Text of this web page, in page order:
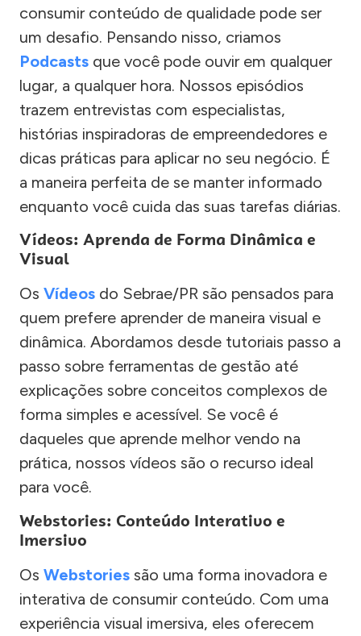
consumir conteúdo de qualidade pode ser
um desafio. Pensando nisso, criamos
Podcasts que você pode ouvir em qualquer
lugar, a qualquer hora. Nossos episódios
trazem entrevistas com especialistas,
histórias inspiradoras de empreendedores e
dicas práticas para aplicar no seu negócio. É
a maneira perfeita de se manter informado
enquanto você cuida das suas tarefas diárias.
Vídeos: Aprenda de Forma Dinâmica e
Visual
Os Vídeos do Sebrae/PR são pensados para
quem prefere aprender de maneira visual e
dinâmica. Abordamos desde tutoriais passo a
passo sobre ferramentas de gestão até
explicações sobre conceitos complexos de
forma simples e acessível. Se você é
daqueles que aprende melhor vendo na
prática, nossos vídeos são o recurso ideal
para você.
Webstories: Conteúdo Interativo e
Imersivo
Os Webstories são uma forma inovadora e
interativa de consumir conteúdo. Com uma
experiência visual imersiva, eles oferecem